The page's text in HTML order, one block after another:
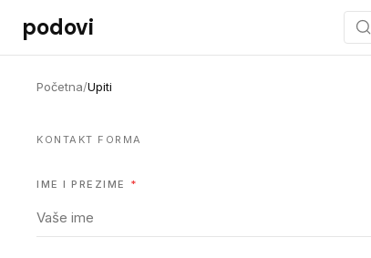
Preskoči na sadržaj
podovi
Početna/Upiti
KONTAKT FORMA
IME I PREZIME *